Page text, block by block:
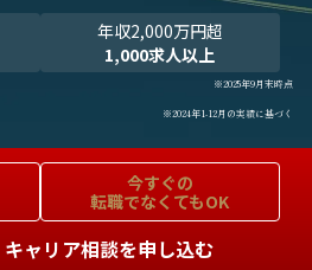
年収2,000万円超
1,000求人以上
※2025年9月末時点
※2024年1-12月の実績に基づく
今すぐの
転職でなくてもOK
ャリア相談を申し込む